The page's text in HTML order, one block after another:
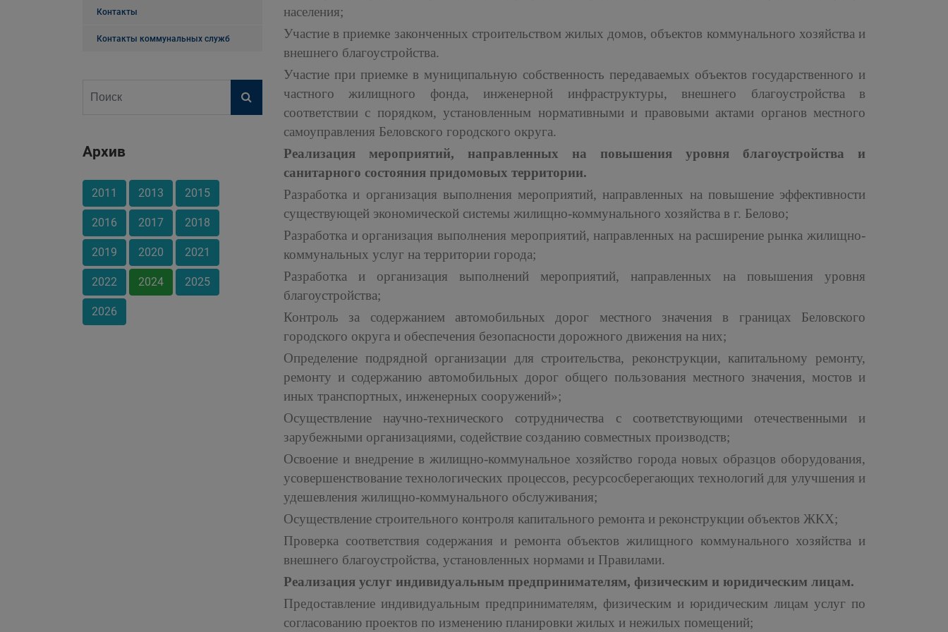
Контакты
Контакты коммунальных служб
Архив
2011 2013 2015
2016 2017 2018
2019 2020 2021
2022 2024 2025
2026
населения;
Участие в приемке законченных строительством жилых домов, объектов коммунального хозяйства и
внешнего благоустройства.
Участие при приемке в муниципальную собственность передаваемых объектов государственного и
частного жилищного фонда, инженерной инфраструктуры, внешнего благоустройства в
соответствии с порядком, установленным нормативными и правовыми актами органов местного
самоуправления Беловского городского округа.
Реализация мероприятий, направленных на повышения уровня благоустройства и
санитарного состояния придомовых территории.
Разработка и организация выполнения мероприятий, направленных на повышение эффективности
существующей экономической системы жилищно-коммунального хозяйства в г. Белово;
Разработка и организация выполнения мероприятий, направленных на расширение рынка жилищно-
коммунальных услуг на территории города;
Разработка и организация выполнений мероприятий, направленных на повышения уровня
благоустройства;
Контроль за содержанием автомобильных дорог местного значения в границах Беловского
городского округа и обеспечения безопасности дорожного движения на них;
Определение подрядной организации для строительства, реконструкции, капитальному ремонту,
ремонту и содержанию автомобильных дорог общего пользования местного значения, мостов и
иных транспортных, инженерных сооружений»;
Осуществление научно-технического сотрудничества с соответствующими отечественными и
зарубежными организациями, содействие созданию совместных производств;
Освоение и внедрение в жилищно-коммунальное хозяйство города новых образцов оборудования,
усовершенствование технологических процессов, ресурсосберегающих технологий для улучшения и
удешевления жилищно-коммунального обслуживания;
Осуществление строительного контроля капитального ремонта и реконструкции объектов ЖКХ;
Проверка соответствия содержания и ремонта объектов жилищного коммунального хозяйства и
внешнего благоустройства, установленных нормами и Правилами.
Реализация услуг индивидуальным предпринимателям, физическим и юридическим лицам.
Предоставление индивидуальным предпринимателям, физическим и юридическим лицам услуг по
согласованию проектов по изменению планировки жилых и нежилых помещений;